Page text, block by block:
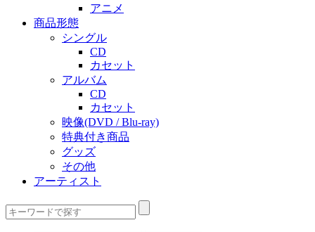
アニメ
商品形態
シングル
CD
カセット
アルバム
CD
カセット
映像(DVD / Blu-ray)
特典付き商品
グッズ
その他
アーティスト